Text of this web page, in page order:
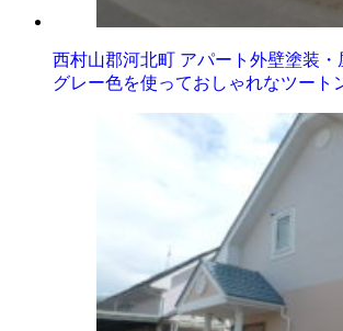
西村山郡河北町 アパート外壁塗装
グレー色を使っておしゃれなツート